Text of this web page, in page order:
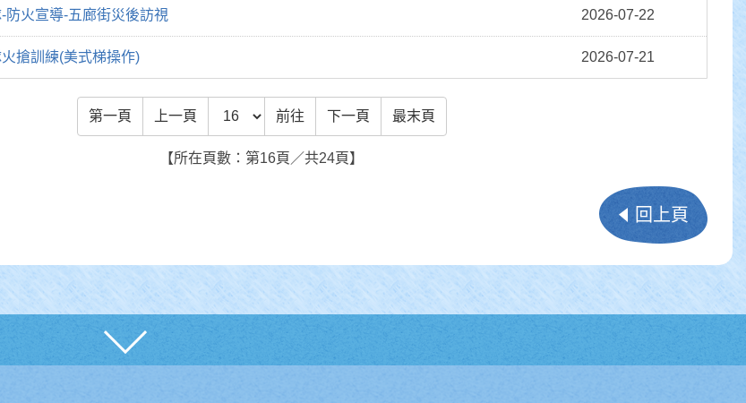
防火宣導-五廊街災後訪視 2026-07-22
搶訓練(美式梯操作) 2026-07-21
第一頁 上一頁 前往頁數 前往 下一頁 最末頁
【所在頁數：第16頁／共24頁】
回上頁